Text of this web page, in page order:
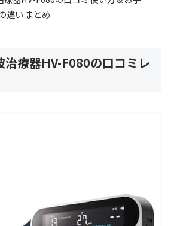
違い まとめ
治療器HV-F080の口コミレ